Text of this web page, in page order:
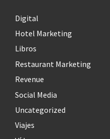
Digital
Hotel Marketing
Libros
Restaurant Marketing
Revenue
Social Media
Uncategorized
Viajes